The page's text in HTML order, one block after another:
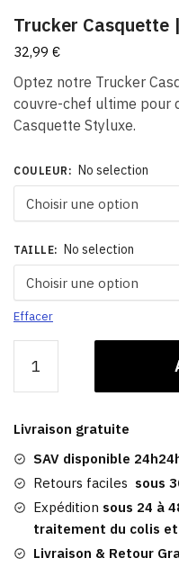
Trucker Casquette
32,99 €
Optez notre Trucker
couvre-chef ultime pour
Casquette Styluxe.
COULEUR : No selection
TAILLE: No selection
Effacer
Trucker
|
Gunki
Livraison gratuite
SAV disponible
Retours faciles sous
Expédition sous 24 à
traitement du colis
Livraison & Retour